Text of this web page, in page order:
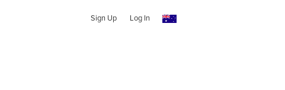
Sign Up Log In